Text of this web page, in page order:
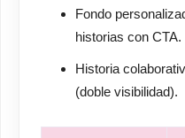
Fondo
historias con CTA.
Historia
(doble visibilidad).